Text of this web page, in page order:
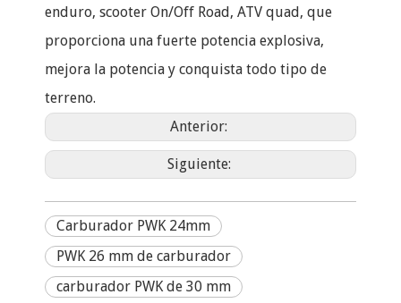
enduro, scooter On/Off Road, ATV quad, que
proporciona una fuerte potencia explosiva,
mejora la potencia y conquista todo tipo de
terreno.
Anterior:
Siguiente:
Carburador PWK 24mm
PWK 26 mm de carburador
carburador PWK de 30 mm